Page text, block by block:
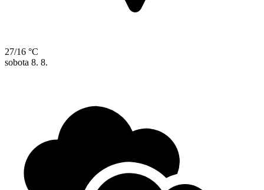
27/16 °C
sobota 8. 8.